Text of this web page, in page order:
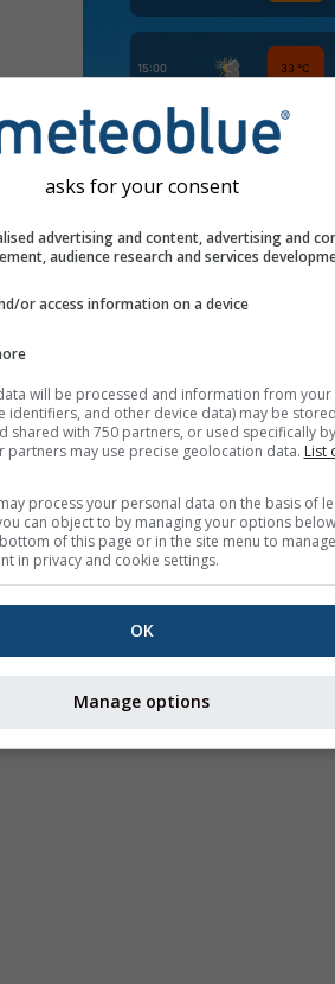
Создать новый
Больше информации
asks for your consent
advertising and content, advertising and
audience research and services
or access information on a device
will be processed and information from your
identifiers, and other device data) may be
shared with 750 partners, or used specifically
partners may use precise geolocation data. List
process your personal data on the basis of
can object to by managing your options
of this page or in the site menu to
in privacy and cookie settings.
OK
Manage options